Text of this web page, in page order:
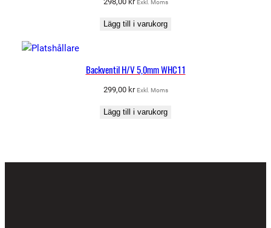
Exkl. Moms
Lägg till i varukorg
Backventil H/V 5,0mm WHC11
299,00 kr Exkl. Moms
Lägg till i varukorg